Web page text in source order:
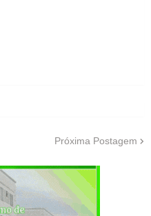
Próxima Postagem